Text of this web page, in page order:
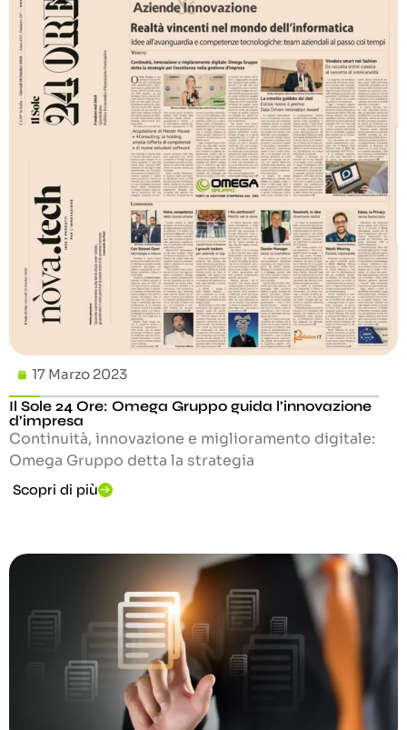
17 Marzo 2023
Il Sole 24 Ore: Omega Gruppo guida l’innovazione
d’impresa
Continuità, innovazione e miglioramento digitale:
Omega Gruppo detta la strategia
Scopri di più